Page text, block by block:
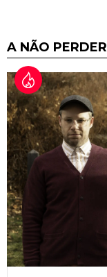
A NÃO PERDER